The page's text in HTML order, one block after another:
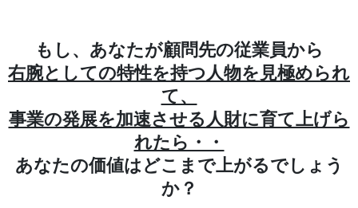
もし、あなたが顧問先の従業員から
右腕としての特性を持つ人物を見極められ
て、
事業の発展を加速させる人財に育て上げら
れたら・・
あなたの価値はどこまで上がるでしょう
か？